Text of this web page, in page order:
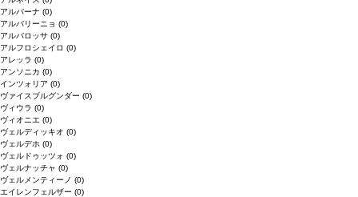
アルバーナ (0)
アルバリーニョ (0)
アルバロッサ (0)
アルフロシェイロ (0)
アレッラ (0)
アンソニカ (0)
インツォリア (0)
ヴァイスブルグンダー (0)
ヴィウラ (0)
ヴィオニエ (0)
ヴェルディッキオ (0)
ヴェルデホ (0)
ヴェルドゥッツォ (0)
ヴェルナッチャ (0)
ヴェルメンティーノ (0)
エイレンフェルザー (0)